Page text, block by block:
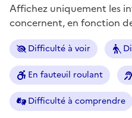
Affichez uniquement les
concernent, en fonction
Difficulté à voir
En fauteuil roulant
Difficulté à comprendre